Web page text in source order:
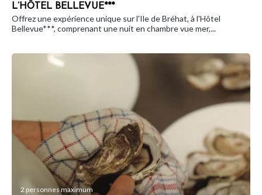
L’HÔTEL BELLEVUE***
Offrez une expérience unique sur l'Ile de Bréhat, à l'Hôtel
Bellevue***, comprenant une nuit en chambre vue mer,...
2 personnes maximum